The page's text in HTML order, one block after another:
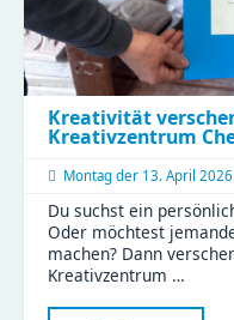
Kreativität
Kreativzentrum
Montag der 13. April 2026
Du suchst ein
Oder möchtest
machen? Dann
Kreativzentrum …